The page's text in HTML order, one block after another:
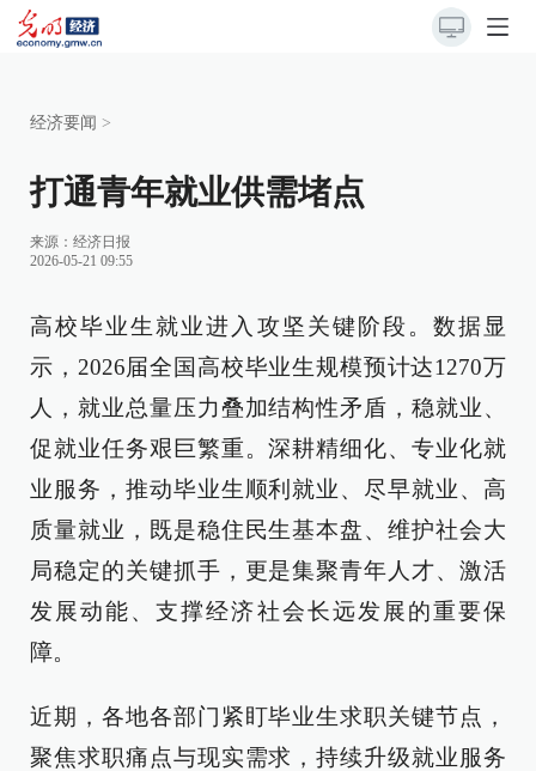
经济要闻 >
打通青年就业供需堵点
来源： 经济日报
2026-05-21 09:55
高校毕业生就业进入攻坚关键阶段。数据显
示，2026届全国高校毕业生规模预计达1270万
人，就业总量压力叠加结构性矛盾，稳就业、
促就业任务艰巨繁重。深耕精细化、专业化就
业服务，推动毕业生顺利就业、尽早就业、高
质量就业，既是稳住民生基本盘、维护社会大
局稳定的关键抓手，更是集聚青年人才、激活
发展动能、支撑经济社会长远发展的重要保
障。
近期，各地各部门紧盯毕业生求职关键节点，
聚焦求职痛点与现实需求，持续升级就业服务